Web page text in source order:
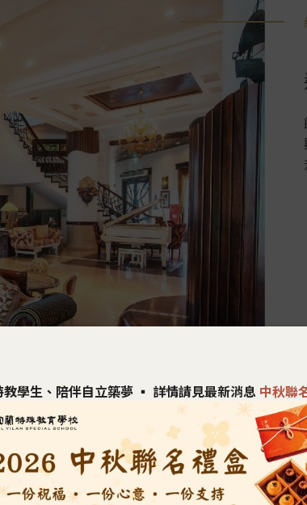
學生、 陪伴自立築夢 ▪︎ 詳情請見最新消息 中秋聯